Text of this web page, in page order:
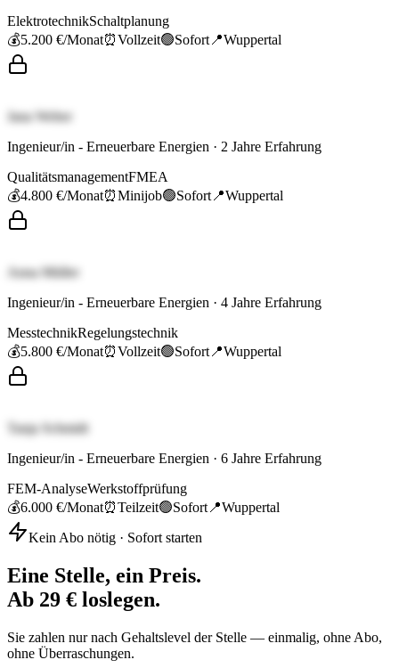
ElektrotechnikSchaltplanung
💰5.200 €/Monat⏰Vollzeit🟢Sofort 📍Wuppertal
Jana Weber
Ingenieur/in - Erneuerbare Energien · 2 Jahre Erfahrung
QualitätsmanagementFMEA
💰4.800 €/Monat⏰Minijob🟢Sofort 📍Wuppertal
Anna Müller
Ingenieur/in - Erneuerbare Energien · 4 Jahre Erfahrung
MesstechnikRegelungstechnik
💰5.800 €/Monat⏰Vollzeit🟢Sofort 📍Wuppertal
Tanja Schmidt
Ingenieur/in - Erneuerbare Energien · 6 Jahre Erfahrung
FEM-AnalyseWerkstoffprüfung
💰6.000 €/Monat⏰Teilzeit🟢Sofort 📍Wuppertal
Kein Abo nötig · Sofort starten
Eine Stelle, ein Preis.
Ab 29 € loslegen.
Sie zahlen nur nach Gehaltslevel der Stelle — einmalig, ohne Abo,
ohne Überraschungen.